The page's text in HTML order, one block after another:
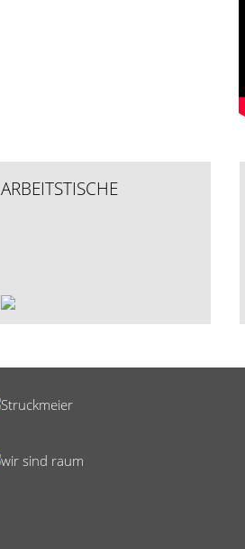
ARBEITSTISCHE